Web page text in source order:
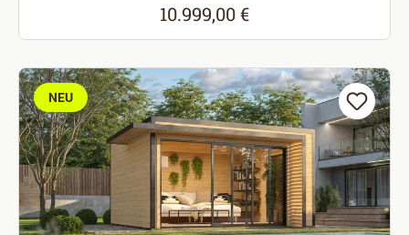
Regulärer Preis:
10.999,00 €
NEU